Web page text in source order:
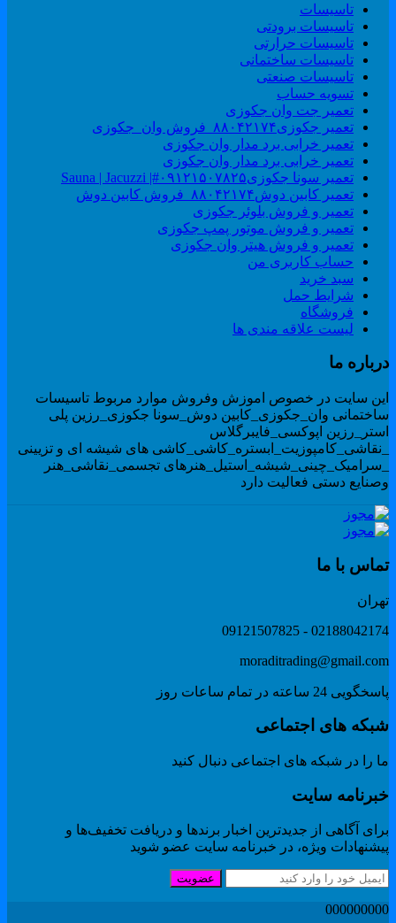
تاسیسات
تاسیسات برودتی
تاسیسات حرارتی
تاسیسات ساختمانی
تاسیسات صنعتی
تسویه حساب
تعمیر جت وان جکوزی
تعمیر جکوزی۸۸۰۴۲۱۷۴_فروش وان_جکوزی
تعمیر خرابی برد مدار وان جکوزی
تعمیر خرابی برد مدار وان جکوزی
تعمیر سونا جکوزی۰۹۱۲۱۵۰۷۸۲۵#| Sauna | Jacuzzi
تعمیر کابین دوش۸۸۰۴۲۱۷۴_فروش کابین دوش
تعمیر و فروش بلوئر جکوزی
تعمیر و فروش موتور پمپ جکوزی
تعمیر و فروش هیتر وان جکوزی
حساب کاربری من
سبد خرید
شرایط حمل
فروشگاه
لیست علاقه مندی ها
ما
سایت در خصوص اموزش وفروش موارد مربوط تاسیسات
وان_جکوزی_کابین دوش_سونا جکوزی_رزین پلی
اپوکسی_فایبرگلاس
های شیشه ای و تزیینی
تجسمی_نقاشی_هنر
دستی فعالیت دارد
با ما
02188042174 -
24 ساعته در تمام ساعات روز
های اجتماعی
را در شبکه های اجتماعی دنبال کنید
سایت
آگاهی از جدیدترین اخبار برندها و دریافت تخفیف‌ها و
ویژه، در خبرنامه سایت عضو شوید
عضویت